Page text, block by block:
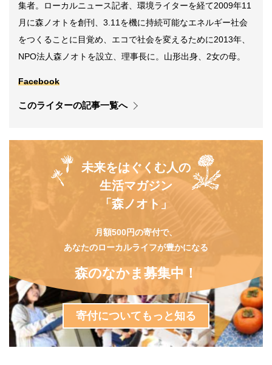
集者。ローカルニュース記者、環境ライターを経て2009年11
月に森ノオトを創刊、3.11を機に持続可能なエネルギー社会
をつくることに目覚め、エコで社会を変えるために2013年、
NPO法人森ノオトを設立、理事長に。山形出身、2女の母。
Facebook
このライターの記事一覧へ
未来をはぐくむ人の
生活マガジン
「森ノオト」
月額500円の寄付で、
あなたのローカルライフが豊かになる
森のなかま募集中！
寄付についてもっと知る